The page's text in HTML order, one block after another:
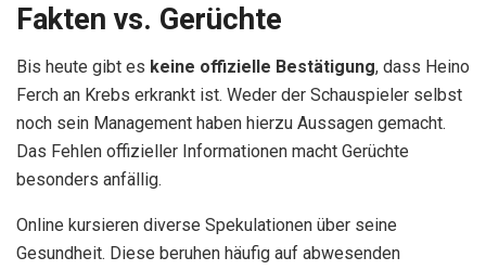
Fakten vs. Gerüchte
Bis heute gibt es keine offizielle Bestätigung, dass Heino
Ferch an Krebs erkrankt ist. Weder der Schauspieler selbst
noch sein Management haben hierzu Aussagen gemacht.
Das Fehlen offizieller Informationen macht Gerüchte
besonders anfällig.
Online kursieren diverse Spekulationen über seine
Gesundheit. Diese beruhen häufig auf abwesenden